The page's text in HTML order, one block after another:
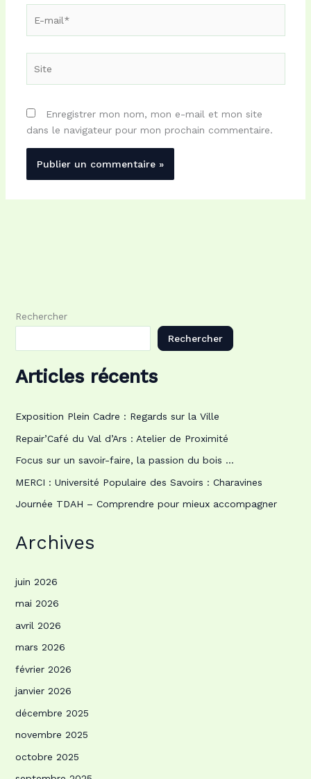
mail*
Enregistrer mon nom, mon e-mail et mon site
dans le navigateur pour mon prochain commentaire.
Rechercher
Rechercher
Articles récents
Exposition Plein Cadre : Regards sur la Ville
Repair’Café du Val d’Ars : Atelier de Proximité
Focus sur un savoir-faire, la passion du bois …
MERCI : Université Populaire des Savoirs : Charavines
Journée TDAH – Comprendre pour mieux accompagner
Archives
juin 2026
mai 2026
avril 2026
mars 2026
février 2026
janvier 2026
décembre 2025
novembre 2025
octobre 2025